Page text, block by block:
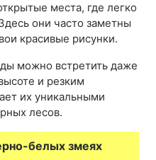
места, где легко
они часто заметны
красивые рисунки.
можно встретить даже
и резким
их уникальными
лесов.
белых змеях